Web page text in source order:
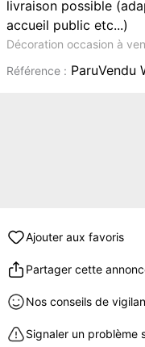
livraison possible
accueil public etc...)
Décoration occasion à
Référence : ParuVendu
Ajouter aux favoris
Partager cette
Nos conseils de
Signaler un problème